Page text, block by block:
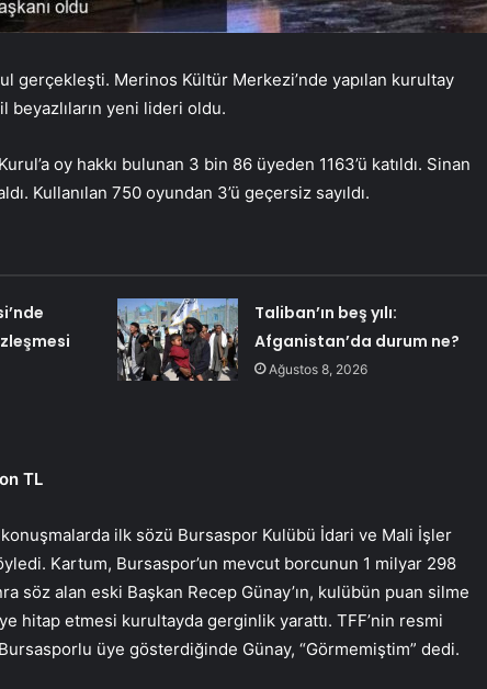
gerçekleşti. Merinos Kültür Merkezi’nde yapılan kurultay
beyazlıların yeni lideri oldu.
oy hakkı bulunan 3 bin 86 üyeden 1163’ü katıldı. Sinan
Kullanılan 750 oyundan 3’ü geçersiz sayıldı.
Taliban’ın beş yılı:
Afganistan’da durum ne?
Ağustos 8, 2026
TL
ilk sözü Bursaspor Kulübü İdari ve Mali İşler
Kartum, Bursaspor’un mevcut borcunun 1 milyar 298
söz alan eski Başkan Recep Günay’ın, kulübün puan silme
hitap etmesi kurultayda gerginlik yarattı. TFF’nin resmi
üye gösterdiğinde Günay, “Görmemiştim” dedi.